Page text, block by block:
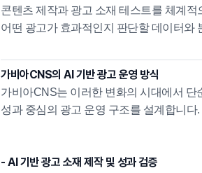
콘텐츠 제작과 광고 소재 테스트를 체계
어떤 광고가 효과적인지 판단할 데이터와
가비아CNS의 AI 기반 광고 운영 방식
가비아CNS는 이러한 변화의 시대에서 단
성과 중심의 광고 운영 구조를 설계합니다.
- AI 기반 광고 소재 제작 및 성과 검증